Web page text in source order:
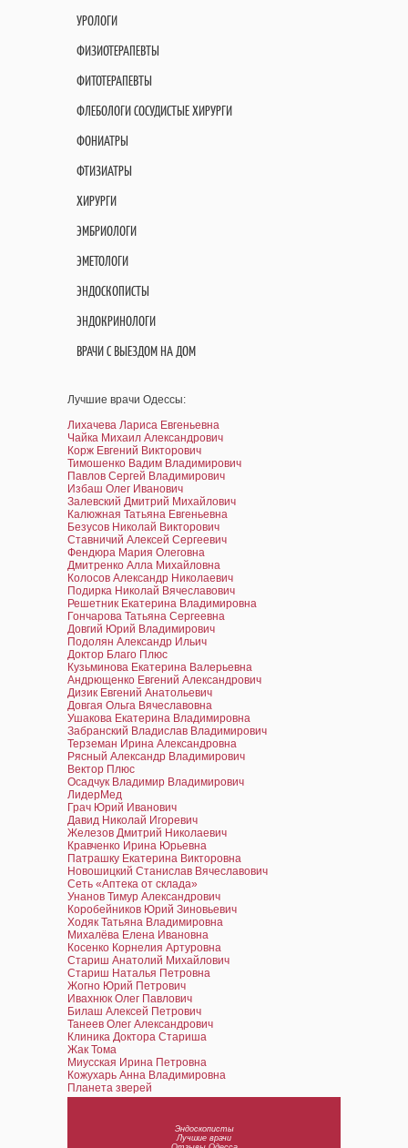
УРОЛОГИ
ФИЗИОТЕРАПЕВТЫ
ФИТОТЕРАПЕВТЫ
ФЛЕБОЛОГИ СОСУДИСТЫЕ ХИРУРГИ
ФОНИАТРЫ
ФТИЗИАТРЫ
ХИРУРГИ
ЭМБРИОЛОГИ
ЭМЕТОЛОГИ
ЭНДОСКОПИСТЫ
ЭНДОКРИНОЛОГИ
ВРАЧИ С ВЫЕЗДОМ НА ДОМ
Лучшие врачи Одессы:
Лихачева Лариса Евгеньевна
Чайка Михаил Александрович
Корж Евгений Викторович
Тимошенко Вадим Владимирович
Павлов Сергей Владимирович
Избаш Олег Иванович
Залевский Дмитрий Михайлович
Калюжная Татьяна Евгеньевна
Безусов Николай Викторович
Ставничий Алексей Сергеевич
Фендюра Мария Олеговна
Дмитренко Алла Михайловна
Колосов Александр Николаевич
Подирка Николай Вячеславович
Решетник Екатерина Владимировна
Гончарова Татьяна Сергеевна
Довгий Юрий Владимирович
Подолян Александр Ильич
Доктор Благо Плюс
Кузьминова Екатерина Валерьевна
Андрющенко Евгений Александрович
Дизик Евгений Анатольевич
Довгая Ольга Вячеславовна
Ушакова Екатерина Владимировна
Забранский Владислав Владимирович
Терземан Ирина Александровна
Рясный Александр Владимирович
Вектор Плюс
Осадчук Владимир Владимирович
ЛидерМед
Грач Юрий Иванович
Давид Николай Игоревич
Железов Дмитрий Николаевич
Кравченко Ирина Юрьевна
Патрашку Екатерина Викторовна
Новошицкий Станислав Вячеславович
Сеть «Аптека от склада»
Унанов Тимур Александрович
Коробейников Юрий Зиновьевич
Ходяк Татьяна Владимировна
Михалёва Елена Ивановна
Косенко Корнелия Артуровна
Стариш Анатолий Михайлович
Стариш Наталья Петровна
Жогно Юрий Петрович
Ивахнюк Олег Павлович
Билаш Алексей Петрович
Танеев Олег Александрович
Клиника Доктора Стариша
Жак Тома
Миусская Ирина Петровна
Кожухарь Анна Владимировна
Планета зверей
Эндоскописты
Лучшие врачи